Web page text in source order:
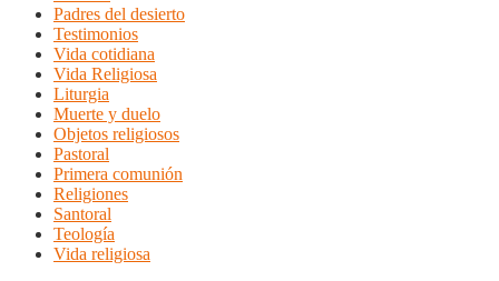
Padres del desierto
Testimonios
Vida cotidiana
Vida Religiosa
Liturgia
Muerte y duelo
Objetos religiosos
Pastoral
Primera comunión
Religiones
Santoral
Teología
Vida religiosa